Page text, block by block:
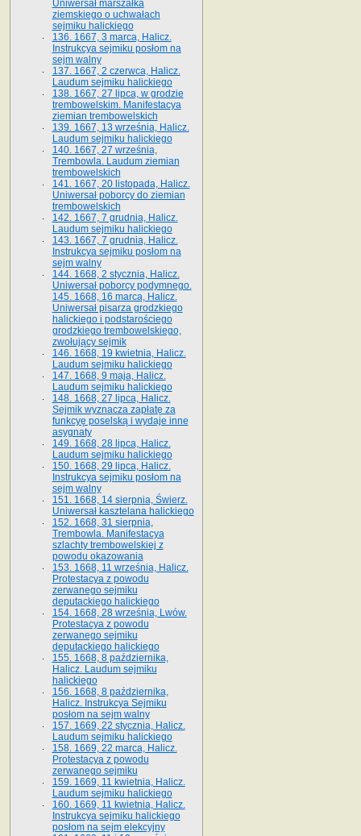
Uniwersał marszałka
ziemskiego o uchwałach
sejmiku halickiego
136. 1667, 3 marca, Halicz.
Instrukcya sejmiku posłom na
sejm walny
137. 1667, 2 czerwca, Halicz.
Laudum sejmiku halickiego
138. 1667, 27 lipca, w grodzie
trembowelskim. Manifestacya
ziemian trembowelskich
139. 1667, 13 września, Halicz.
Laudum sejmiku halickiego
140. 1667, 27 września,
Trembowla. Laudum ziemian
trembowelskich
141. 1667, 20 listopada, Halicz.
Uniwersał poborcy do ziemian
trembowelskich
142. 1667, 7 grudnia, Halicz.
Laudum sejmiku halickiego
143. 1667, 7 grudnia, Halicz.
Instrukcya sejmiku posłom na
sejm walny
144. 1668, 2 stycznia, Halicz.
Uniwersał poborcy podymnego.
145. 1668, 16 marca, Halicz.
Uniwersał pisarza grodzkiego
halickiego i podstarościego
grodzkiego trembowelskiego,
zwołujący sejmik
146. 1668, 19 kwietnia, Halicz.
Laudum sejmiku halickiego
147. 1668, 9 maja, Halicz.
Laudum sejmiku halickiego
148. 1668, 27 lipca, Halicz.
Sejmik wyznacza zapłatę za
funkcyę poselską i wydaje inne
asygnaty
149. 1668, 28 lipca, Halicz.
Laudum sejmiku halickiego
150. 1668, 29 lipca, Halicz.
Instrukcya sejmiku posłom na
sejm walny
151. 1668, 14 sierpnia, Świerz.
Uniwersał kasztelana halickiego
152. 1668, 31 sierpnia,
Trembowla. Manifestacya
szlachty trembowelskiej z
powodu okazowania
153. 1668, 11 września, Halicz.
Protestacya z powodu
zerwanego sejmiku
deputackiego halickiego
154. 1668, 28 września, Lwów.
Protestacya z powodu
zerwanego sejmiku
deputackiego halickiego
155. 1668, 8 października,
Halicz. Laudum sejmiku
halickiego
156. 1668, 8 października,
Halicz. Instrukcya Sejmiku
posłom na sejm walny
157. 1669, 22 stycznia, Halicz.
Laudum sejmiku halickiego
158. 1669, 22 marca, Halicz.
Protestacya z powodu
zerwanego sejmiku
159. 1669, 11 kwietnia, Halicz.
Laudum sejmiku halickiego
160. 1669, 11 kwietnia, Halicz.
Instrukcya sejmiku halickiego
posłom na sejm elekcyjny